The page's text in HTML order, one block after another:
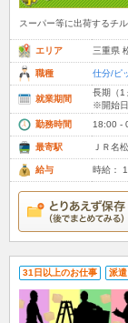
スーパー等に出荷するチ
エリア 三重県
職種 仕分/ピ
就業期間
長期（1
※開始
勤務時間
18:00 -
最寄駅 ＪＲ名
給与 時給：
31日以上のお仕事 派遣